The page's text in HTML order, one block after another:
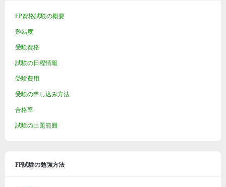
FP資格試験の概要
難易度
受験資格
試験の日程情報
受験費用
受験の申し込み方法
合格率
試験の出題範囲
FP試験の勉強方法